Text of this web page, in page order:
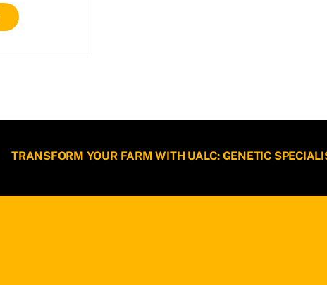
TRANSFORM YOUR FARM WITH UALC: GENETIC